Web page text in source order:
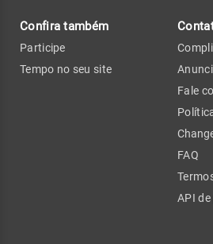
Confira também
Participe
Tempo no seu site
Fale
FAQ
API